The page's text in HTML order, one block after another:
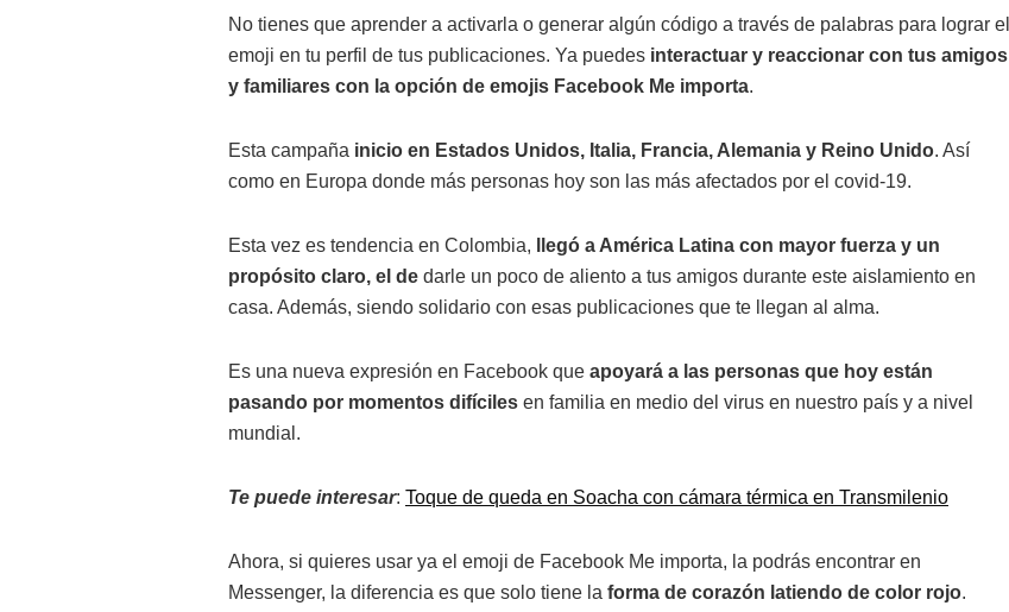
No tienes que aprender a activarla o generar algún código a través de palabras para lograr el
emoji en tu perfil de tus publicaciones. Ya puedes interactuar y reaccionar con tus amigos
y familiares con la opción de emojis Facebook Me importa.
Esta campaña inicio en Estados Unidos, Italia, Francia, Alemania y Reino Unido. Así
como en Europa donde más personas hoy son las más afectados por el covid-19.
Esta vez es tendencia en Colombia, llegó a América Latina con mayor fuerza y un
propósito claro, el de darle un poco de aliento a tus amigos durante este aislamiento en
casa. Además, siendo solidario con esas publicaciones que te llegan al alma.
Es una nueva expresión en Facebook que apoyará a las personas que hoy están
pasando por momentos difíciles en familia en medio del virus en nuestro país y a nivel
mundial.
Te puede interesar: Toque de queda en Soacha con cámara térmica en Transmilenio
Ahora, si quieres usar ya el emoji de Facebook Me importa, la podrás encontrar en
Messenger, la diferencia es que solo tiene la forma de corazón latiendo de color rojo.